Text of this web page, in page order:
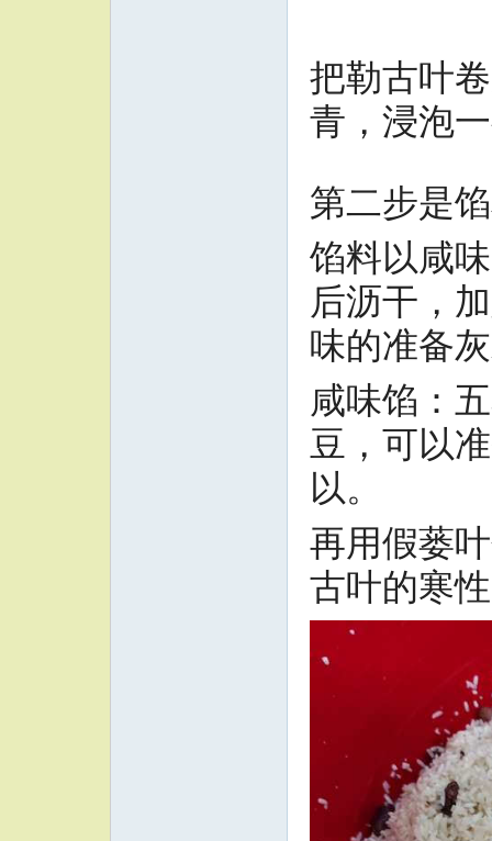
把勒古叶
青，浸泡
第二步是
馅料以咸
后沥干，
味的准备
咸味馅：
豆，可以
以。‌
再用假蒌
古叶的寒